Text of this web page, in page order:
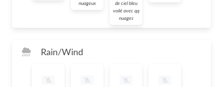
nuageux
de ciel bleu
voilé avec qq
nuages
Rain/Wind